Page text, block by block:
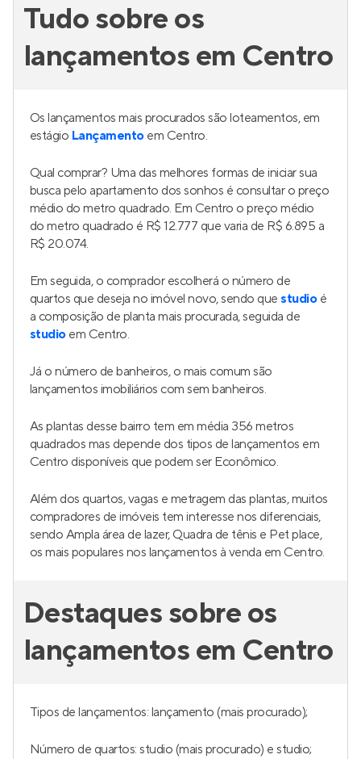
Tudo sobre os
lançamentos em Centro
Os lançamentos mais procurados são loteamentos, em
estágio Lançamento em Centro.
Qual comprar? Uma das melhores formas de iniciar sua
busca pelo apartamento dos sonhos é consultar o preço
médio do metro quadrado. Em Centro o preço médio
do metro quadrado é R$ 12.777 que varia de R$ 6.895 a
R$ 20.074.
Em seguida, o comprador escolherá o número de
quartos que deseja no imóvel novo, sendo questudioé
a composição de planta mais procurada, seguida de
studio em Centro.
Já o número de banheiros, o mais comum são
lançamentos imobiliários com sem banheiros.
As plantas desse bairro tem em média 356 metros
quadrados mas depende dos tipos de lançamentos em
Centro disponíveis que podem ser Econômico.
Além dos quartos, vagas e metragem das plantas, muitos
compradores de imóveis tem interesse nos diferenciais,
sendo Ampla área de lazer, Quadra de tênis e Pet place,
os mais populares nos lançamentos à venda em Centro.
Destaques sobre os
lançamentos em Centro
Tipos de lançamentos: lançamento (mais procurado);
Número de quartos: studio (mais procurado) e studio;